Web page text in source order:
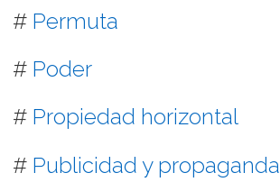
# Permuta
# Poder
# Propiedad horizontal
# Publicidad y propaganda